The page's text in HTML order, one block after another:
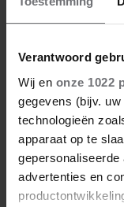
Verantwoord
Wij en onze 1022
gegevens (bijv.
technologieën
apparaat op te
advertenties en
Viviënne
Geef een